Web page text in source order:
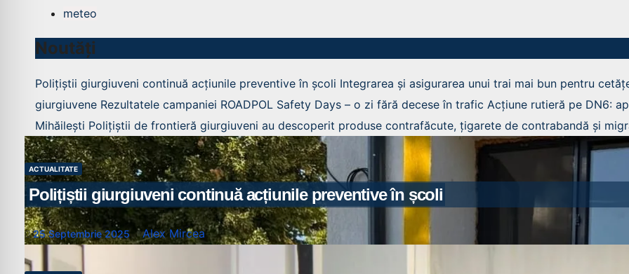
meteo
Noutăți
Polițiștii giurgiuveni continuă acțiunile preventive în școli Integrarea și asigurarea unui trai mai bun pentru
giurgiuvene Rezultatele campaniei ROADPOL Safety Days – o zi fără decese în trafic Acțiune rutieră pe DN6:
Mihăilești Polițiștii de frontieră giurgiuveni au descoperit produse contrafăcute, țigarete de contrabandă și
ACTUALITATE
Polițiștii giurgiuveni continuă acțiunile preventive în școli
25 Septembrie 2025 Alex Mircea